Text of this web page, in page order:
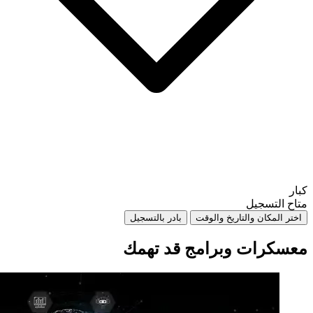
كبار
متاح التسجيل
اختر المكان والتاريخ والوقت بادر بالتسجيل
معسكرات وبرامج قد تهمك